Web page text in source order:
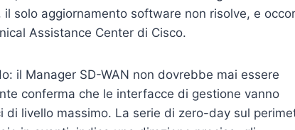
solo aggiornamento software non risolve, e
Assistance Center di Cisco.
il Manager SD-WAN non dovrebbe mai essere
conferma che le interfacce di gestione vanno
livello massimo. La serie di zero-day sul